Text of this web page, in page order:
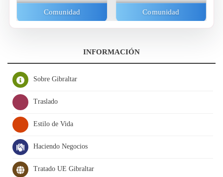
Comunidad Comunidad
INFORMACIÓN
Sobre Gibraltar
Traslado
Estilo de Vida
Haciendo Negocios
Tratado UE Gibraltar